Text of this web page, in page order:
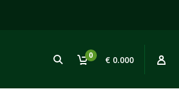
0 € 0.000